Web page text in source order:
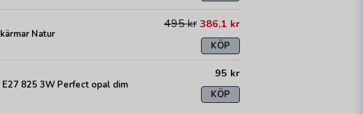
Natur
495 kr 386,1 kr
KÖP
825 3W Perfect opal dim
95 kr
KÖP